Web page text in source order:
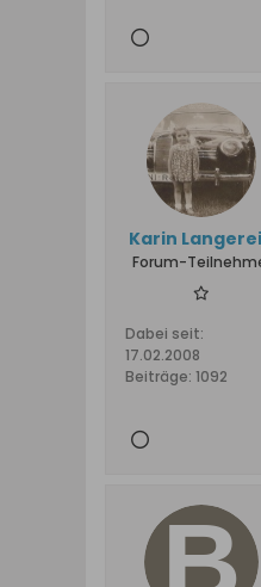
Karin
Forum-
Dabei seit:
17.02.2008
Beiträge: 1092